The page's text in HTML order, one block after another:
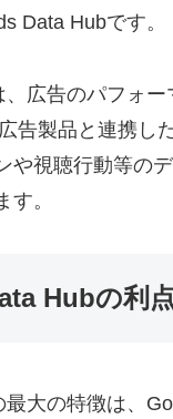
Data Hubです。
広告のパフォ
告製品と連携し
や視聴行動等の
。
Hubの利
大の特徴は、